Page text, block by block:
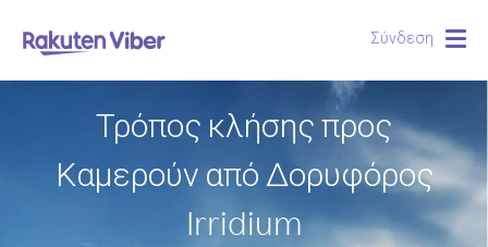
Σύνδεση
Τρόπος κλήσης προς
Καμερούν από Δορυφόρος
Irridium